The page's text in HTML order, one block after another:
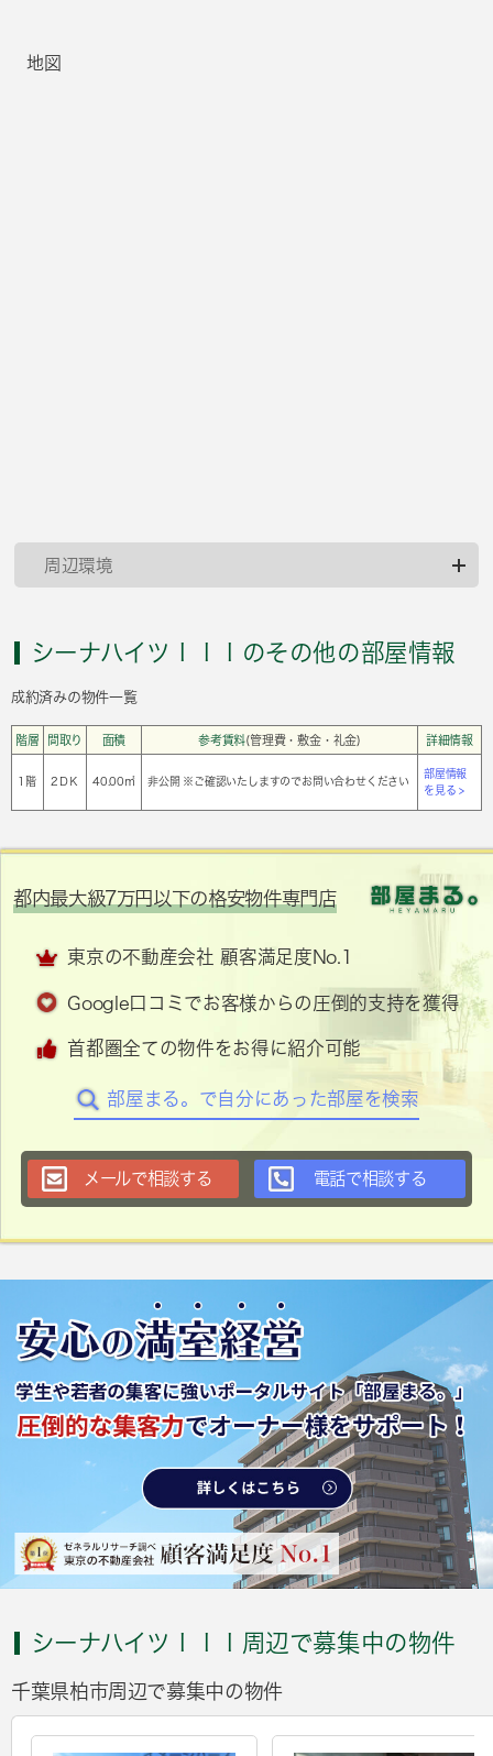
地図
周辺環境
シーナハイツＩＩＩのその他の部屋情報
成約済みの物件一覧
階層 間取り 面積 参考賃料(管理費・敷金・礼金) 詳細情報
1階 2ＤＫ 40.00㎡ 非公開 ※ご確認いたしますのでお問い合わせください
部屋情報
を見る >
都内最大級7万円以下の格安物件専門店
東京の不動産会社 顧客満足度No.1
Google口コミでお客様からの圧倒的支持を獲得
首都圏全ての物件をお得に紹介可能
部屋まる。で自分にあった部屋を検索
メールで相談する 電話で相談する
シーナハイツＩＩＩ周辺で募集中の物件
千葉県柏市周辺で募集中の物件